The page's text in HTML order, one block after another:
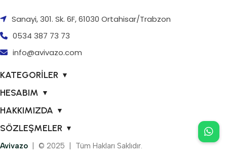
Sanayi, 301. Sk. 6F, 61030 Ortahisar/Trabzon
0534 387 73 73
info@avivazo.com
KATEGORİLER ▼
HESABIM ▼
HAKKIMIZDA ▼
SÖZLEŞMELER ▼
Avivazo | © 2025 | Tüm Hakları Saklıdır.